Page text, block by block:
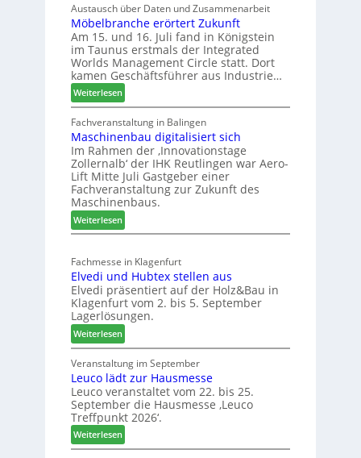
h
t
T
o
n
e
n
f
f
n
e
t
L
o
g
i
s
t
i
k
b
e
r
h
g
e
r
:
S
t
a
b
i
l
e
s
G
e
s
c
t
s
j
a
h
Austausch über Daten und Zusammenarbeit
Möbelbranche erörtert Zukunft
Am 15. und 16. Juli fand in Königstein
im Taunus erstmals der Integrated
Worlds Management Circle statt. Dort
kamen Geschäftsführer aus Industrie…
Weiterlesen:
M
ö
b
e
l
b
r
a
n
c
e
e
r
ö
r
t
e
r
t
Z
u
k
u
Fachveranstaltung in Balingen
Maschinenbau digitalisiert sich
Im Rahmen der ‚Innovationstage
Zollernalb‘ der IHK Reutlingen war Aero-
Lift Mitte Juli Gastgeber einer
Fachveranstaltung zur Zukunft des
Maschinenbaus.
Weiterlesen:
M
s
c
h
i
n
e
n
b
a
u
d
i
g
i
Fachmesse in Klagenfurt
Elvedi und Hubtex stellen aus
Elvedi präsentiert auf der Holz&Bau in
Klagenfurt vom 2. bis 5. September
Lagerlösungen.
Weiterlesen:
E
l
v
e
d
i
u
n
Veranstaltung im September
Leuco lädt zur Hausmesse
Leuco veranstaltet vom 22. bis 25.
September die Hausmesse ‚Leuco
Treffpunkt 2026‘.
Weiterlesen:
L